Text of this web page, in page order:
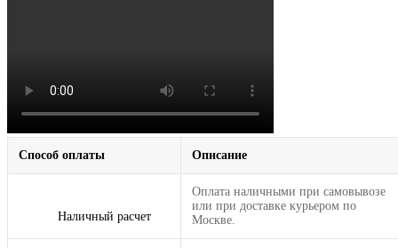
Способ оплаты Описание
Наличный расчет
Оплата наличными при самовывозе
или при доставке курьером по
Москве.